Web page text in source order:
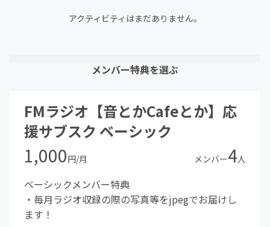
アクティビティはまだありません。
メンバー特典を選ぶ
FMラジオ【音とかCafeとか】応
援サブスク ベーシック
1,000円/月 メンバー4人
ベーシックメンバー特典
・毎月ラジオ収録の際の写真等をjpegでお届けし
ます！